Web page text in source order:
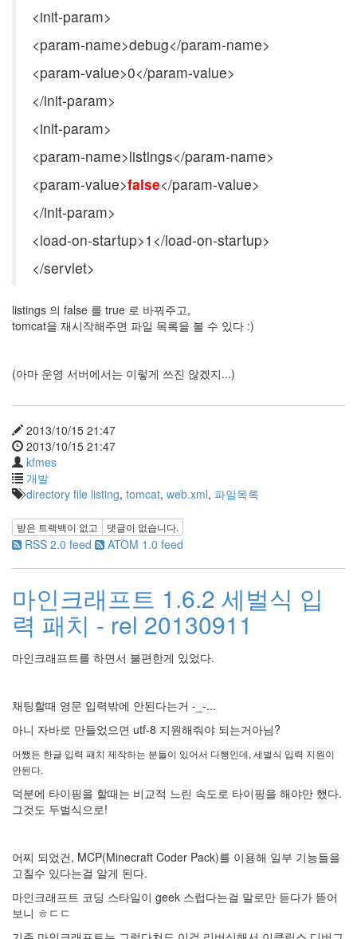
<init-param>
<param-name>debug</param-name>
<param-value>0</param-value>
</init-param>
<init-param>
<param-name>listings</param-name>
<param-value>false</param-value>
</init-param>
<load-on-startup>1</load-on-startup>
</servlet>
listings 의 false 를 true 로 바꿔주고,
tomcat을 재시작해주면 파일 목록을 볼 수 있다 :)
(아마 운영 서버에서는 이렇게 쓰진 않겠지...)
2013/10/15 21:47
2013/10/15 21:47
kfmes
개발
directory file listing, tomcat, web.xml, 파일목록
받은 트랙백이 없고 댓글이 없습니다.
RSS 2.0 feed ATOM 1.0 feed
마인크래프트 1.6.2 세벌식 입
력 패치 - rel 20130911
마인크래프트를 하면서 불편한게 있었다.
채팅할때 영문 입력밖에 안된다는거 -_-...
아니 자바로 만들었으면 utf-8 지원해줘야 되는거아님?
어쨌든 한글 입력 패치 제작하는 분들이 있어서 다행인데, 세벌식 입력 지원이
안된다.
덕분에 타이핑을 할때는 비교적 느린 속도로 타이핑을 해야만 했다.
그것도 두벌식으로!
어찌 되었건, MCP(Minecraft Coder Pack)를 이용해 일부 기능들을
고칠수 있다는걸 알게 된다.
마인크래프트 코딩 스타일이 geek 스럽다는걸 말로만 듣다가 뜯어
보니 ㅎㄷㄷ
kfmes